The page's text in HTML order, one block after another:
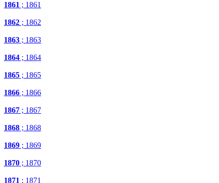
1861 ; 1861
1862 ; 1862
1863 ; 1863
1864 ; 1864
1865 ; 1865
1866 ; 1866
1867 ; 1867
1868 ; 1868
1869 ; 1869
1870 ; 1870
1871 ; 1871